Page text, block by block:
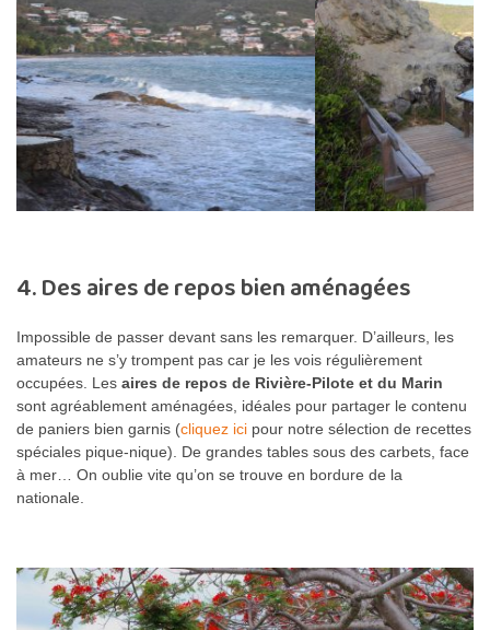
4. Des aires de repos bien aménagées
Impossible de passer devant sans les remarquer. D’ailleurs, les
amateurs ne s’y trompent pas car je les vois régulièrement
occupées. Les aires de repos de Rivière-Pilote et du Marin
sont agréablement aménagées, idéales pour partager le contenu
de paniers bien garnis (cliquez ici pour notre sélection de recettes
spéciales pique-nique). De grandes tables sous des carbets, face
à mer… On oublie vite qu’on se trouve en bordure de la
nationale.